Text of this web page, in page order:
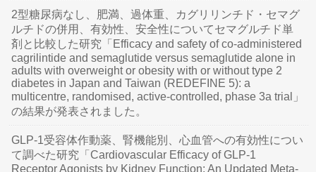
2型糖尿病なし、肥満、過体重、カグリリンチド・セマグ
ルチドの併用、有効性、安全性についてセマグルチド単
剤と比較した研究「Efficacy and safety of co-administered
cagrilintide and semaglutide versus semaglutide alone in
adults with overweight or obesity with or without type 2
diabetes in Japan and Taiwan (REDEFINE 5): a
multicentre, randomised, active-controlled, phase 3a trial」
の結果が発表されました。
GLP-1受容体作動薬、腎機能別、心血管への有効性につい
て調べた研究「Cardiovascular Efficacy of GLP-1
Receptor Agonists by Kidney Function: An Updated Meta-